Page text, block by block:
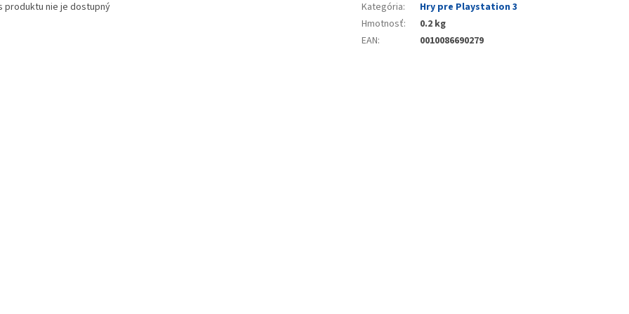
produktu nie je dostupný Kategória:
Hry pre Playstation 3
Hmotnosť:
0.2 kg
EAN: 0010086690279